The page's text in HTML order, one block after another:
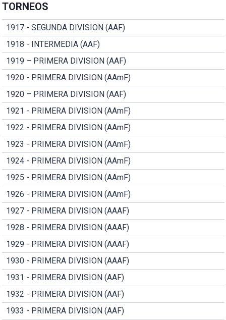
TORNEOS
1917 - SEGUNDA DIVISION (AAF)
1918 - INTERMEDIA (AAF)
1919 – PRIMERA DIVISION (AAF)
1920 - PRIMERA DIVISION (AAmF)
1920 – PRIMERA DIVISION (AAF)
1921 - PRIMERA DIVISION (AAmF)
1922 - PRIMERA DIVISION (AAmF)
1923 - PRIMERA DIVISION (AAmF)
1924 - PRIMERA DIVISION (AAmF)
1925 - PRIMERA DIVISION (AAmF)
1926 - PRIMERA DIVISION (AAmF)
1927 - PRIMERA DIVISION (AAAF)
1928 - PRIMERA DIVISION (AAAF)
1929 - PRIMERA DIVISION (AAAF)
1930 - PRIMERA DIVISION (AAAF)
1931 - PRIMERA DIVISION (AAF)
1932 - PRIMERA DIVISION (AAF)
1933 - PRIMERA DIVISION (AAF)